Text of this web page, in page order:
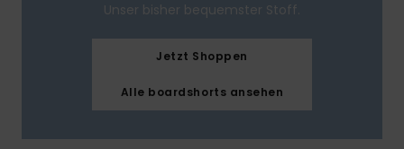
Unser bisher bequemster Stoff.
Jetzt Shoppen
Alle boardshorts ansehen